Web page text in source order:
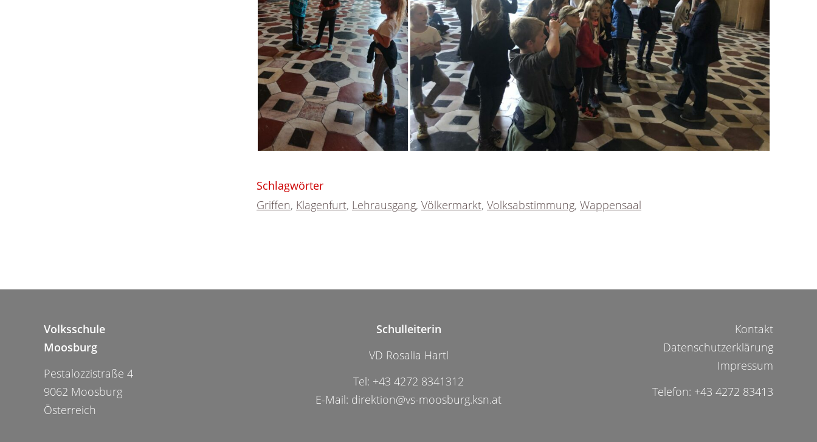
Schlagwörter
Griffen, Klagenfurt, Lehrausgang, Völkermarkt, Volksabstimmung, Wappensaal
Volksschule
Moosburg
Pestalozzistraße 4
9062 Moosburg
Österreich
Schulleiterin
VD Rosalia Hartl
Tel: +43 4272 8341312
E-Mail: direktion@vs-moosburg.ksn.at
Kontakt
Datenschutzerklärung
Impressum
Telefon: +43 4272 83413